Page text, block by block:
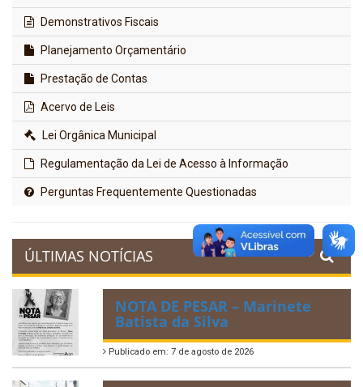
Demonstrativos Fiscais
Planejamento Orçamentário
Prestação de Contas
Acervo de Leis
Lei Orgânica Municipal
Regulamentação da Lei de Acesso à Informação
Perguntas Frequentemente Questionadas
ÚLTIMAS NOTÍCIAS
NOTA DE PESAR – Marinete
Batista da Silva
Publicado em: 7 de agosto de 2026